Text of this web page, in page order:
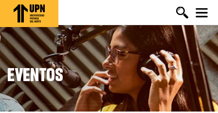
Pasar
contenido
principal
EVENTOS